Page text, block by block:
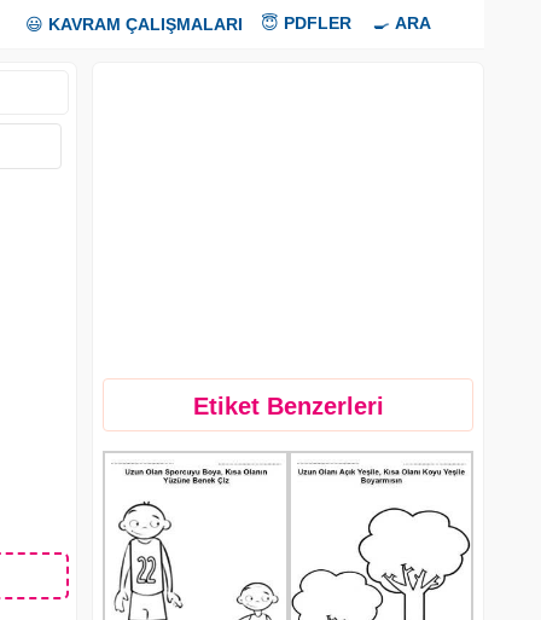
😃 KAVRAM ÇALIŞMALARI 😇 PDFLER 🍳 ARA
Etiket Benzerleri